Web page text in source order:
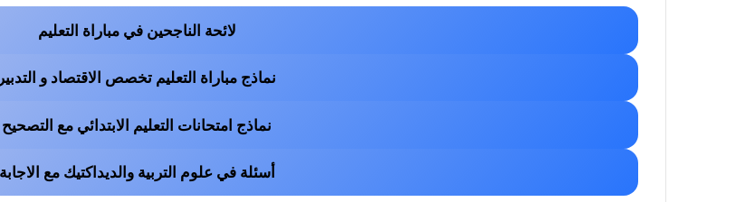
لائحة الناجحين في مباراة التعليم
نماذج مباراة التعليم تخصص الاقتصاد و التدبير
نماذج امتحانات التعليم الابتدائي مع التصحيح
أسئلة في علوم التربية والديداكتيك مع الاجابة